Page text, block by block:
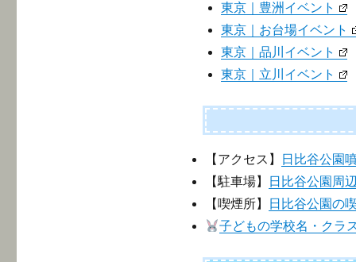
東京｜豊洲イベント
東京｜お台場イベント
東京｜品川イベント
東京｜立川イベント
【アクセス】
日比谷公園
【駐車場】
日比谷公園周
【喫煙所】
日比谷公園の
子どもの学校名・クラ